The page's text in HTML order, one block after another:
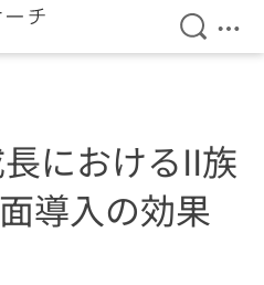
検索を
メ
におけるII族
導入の効果